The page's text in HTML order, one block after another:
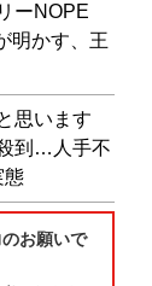
ーNOPE
明かす、王
思います
到…人手不
態